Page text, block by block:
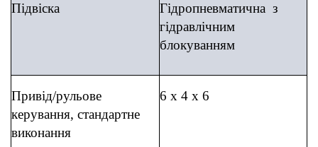
Підвіска
Гідропневматична з
гідравлічним
блокуванням
Привід/рульове
керування, стандартне
виконання
6 x 4 x 6